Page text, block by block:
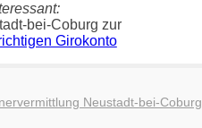
bei-Coburg zur
Girokonto
Neustadt-bei-Coburg